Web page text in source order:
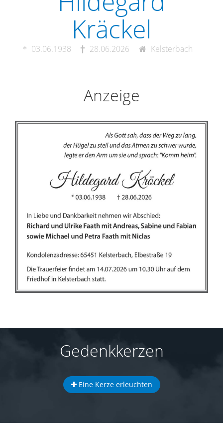
Kräckel
03.06.1938 28.06.2026 Kelsterbach
Anzeige
Gedenkkerzen
Eine Kerze erleuchten